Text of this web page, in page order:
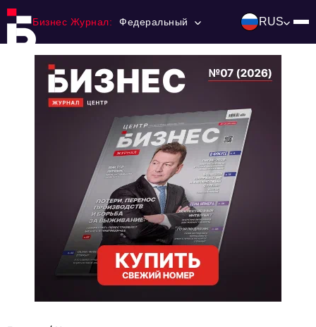
Бизнес Журнал: Федеральный RUS
Ниши и рынки
Технологии и тренды